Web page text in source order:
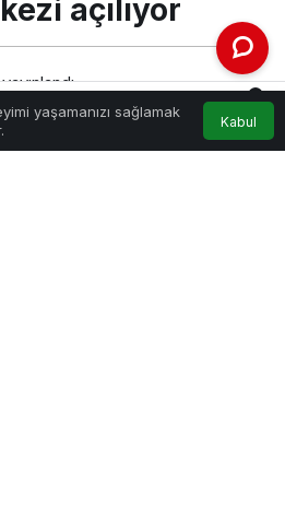
açılıyor
yayınlandı
yaşamanızı sağlamak
Kabul
Bildirimler